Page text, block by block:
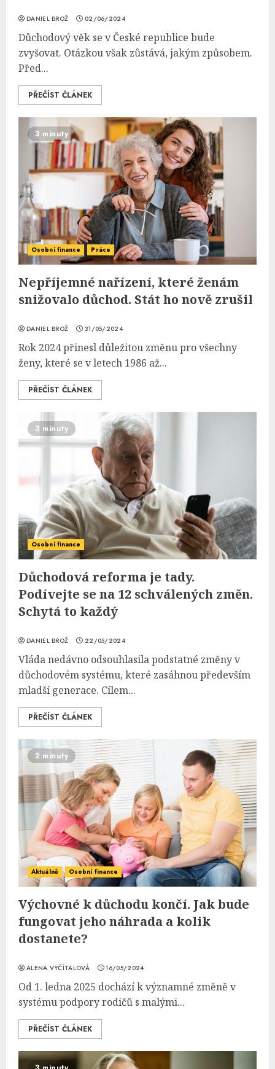
DANIEL BROŽ 02/06/2024
Důchodový věk se v České republice bude
zvyšovat. Otázkou však zůstává, jakým způsobem.
Před...
PŘEČÍST ČLÁNEK
3 minuty
Osobní finance Práce
Nepříjemné nařízení, které ženám
snižovalo důchod. Stát ho nově zrušil
DANIEL BROŽ 31/05/2024
Rok 2024 přinesl důležitou změnu pro všechny
ženy, které se v letech 1986 až...
PŘEČÍST ČLÁNEK
3 minuty
Osobní finance
Důchodová reforma je tady.
Podívejte se na 12 schválených změn.
Schytá to každý
DANIEL BROŽ 22/05/2024
Vláda nedávno odsouhlasila podstatné změny v
důchodovém systému, které zasáhnou především
mladší generace. Cílem...
PŘEČÍST ČLÁNEK
2 minuty
Aktuálně Osobní finance
Výchovné k důchodu končí. Jak bude
fungovat jeho náhrada a kolik
dostanete?
ALENA VYČÍTALOVÁ 16/05/2024
Od 1. ledna 2025 dochází k významné změně v
systému podpory rodičů s malými...
PŘEČÍST ČLÁNEK